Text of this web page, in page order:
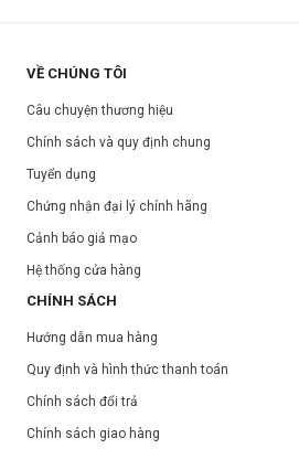
VỀ CHÚNG TÔI
Câu chuyện thương hiệu
Chính sách và quy định chung
Tuyển dụng
Chứng nhận đại lý chính hãng
Cảnh báo giả mạo
Hệ thống cửa hàng
CHÍNH SÁCH
Hướng dẫn mua hàng
Quy định và hình thức thanh toán
Chính sách đổi trả
Chính sách giao hàng